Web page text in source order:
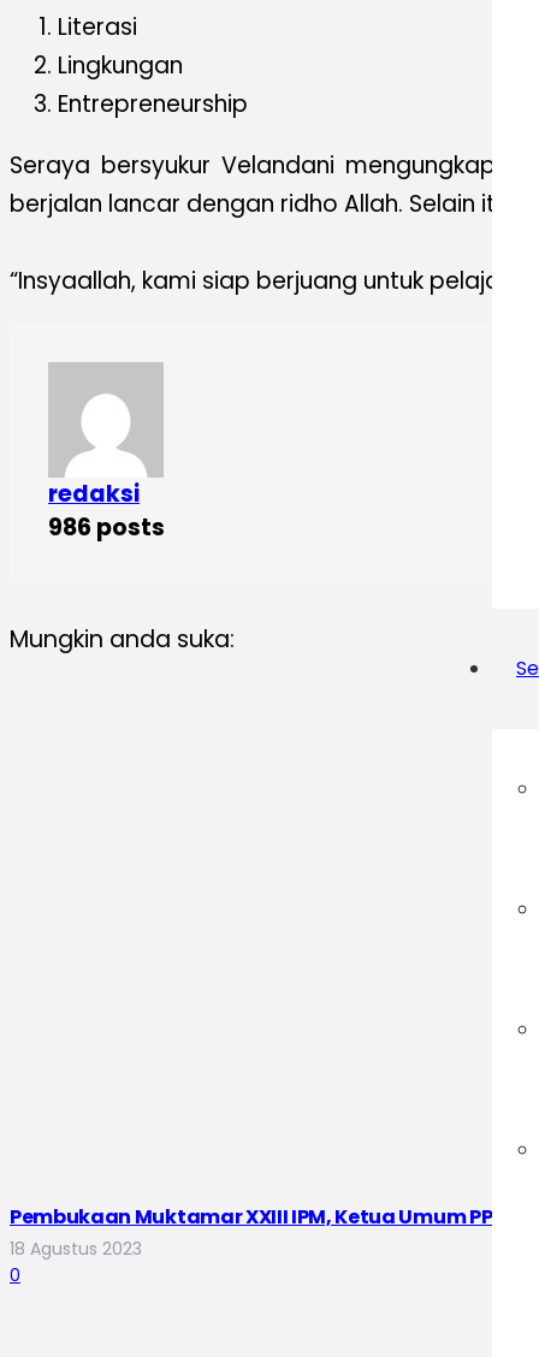
Literasi
Lingkungan
Entrepreneurship
Seraya bersyukur Velandani
berjalan lancar dengan ridho Allah. Selain itu
“Insyaallah, kami siap berjuang untuk pelajar
redaksi
986 posts
Mungkin anda suka:
Pembukaan Muktamar XXIII IPM, Ketua Umum PP
18 Agustus 2023
0